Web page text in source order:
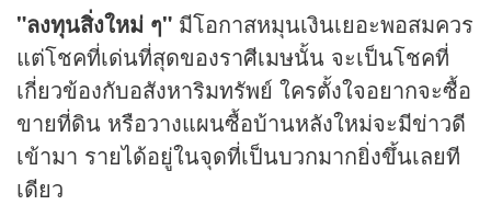
"ลงทุนสิ่งใหม่ ๆ" มีโอกาสหมุนเงินเยอะพอสมควร
แต่โชคที่เด่นที่สุดของราศีเมษนั้น จะเป็นโชคที่
เกี่ยวข้องกับอสังหาริมทรัพย์ ใครตั้งใจอยากจะซื้อ
ขายที่ดิน หรือวางแผนซื้อบ้านหลังใหม่จะมีข่าวดี
เข้ามา รายได้อยู่ในจุดที่เป็นบวกมากยิ่งขึ้นเลยที
เดียว